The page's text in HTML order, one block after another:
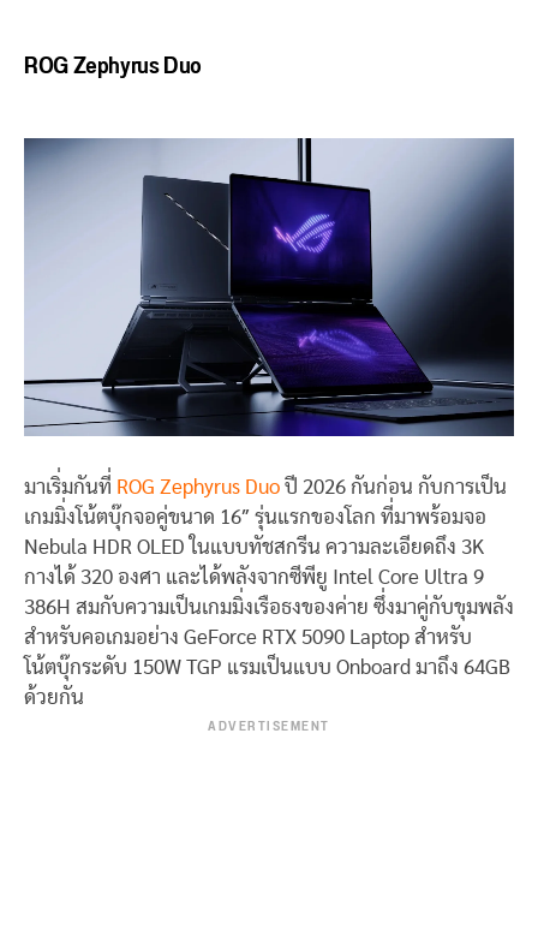
ROG Zephyrus Duo
มาเริ่มกันที่ ROG Zephyrus Duo ปี 2026 กันก่อน กับการเป็น
เกมมิ่งโน้ตบุ๊กจอคู่ขนาด 16″ รุ่นแรกของโลก ที่มาพร้อมจอ
Nebula HDR OLED ในแบบทัชสกรีน ความละเอียดถึง 3K
กางได้ 320 องศา และได้พลังจากซีพียู Intel Core Ultra 9
386H สมกับความเป็นเกมมิ่งเรือธงของค่าย ซึ่งมาคู่กับขุมพลัง
สำหรับคอเกมอย่าง GeForce RTX 5090 Laptop สำหรับ
โน้ตบุ๊กระดับ 150W TGP แรมเป็นแบบ Onboard มาถึง 64GB
ด้วยกัน
ADVERTISEMENT